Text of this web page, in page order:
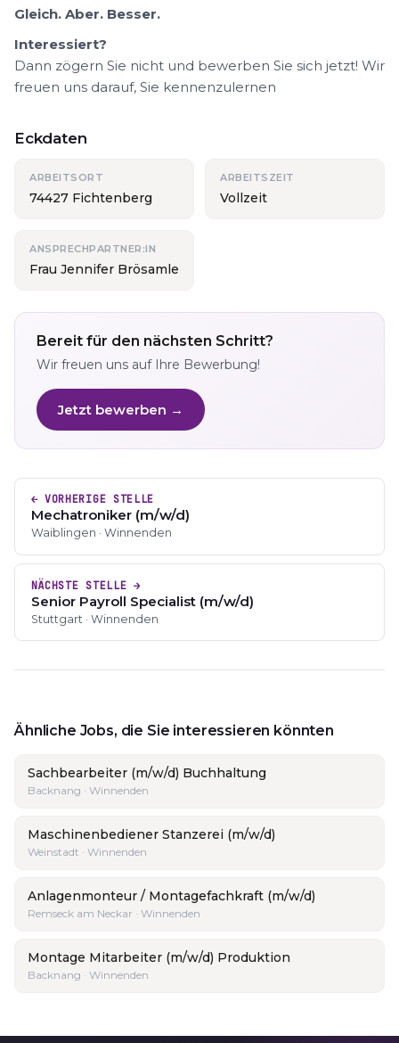
Gleich. Aber. Besser.
Interessiert?
Dann zögern Sie nicht und bewerben Sie sich jetzt! Wir
freuen uns darauf, Sie kennenzulernen
Eckdaten
ARBEITSORT
74427 Fichtenberg
ARBEITSZEIT
Vollzeit
ANSPRECHPARTNER:IN
Frau Jennifer Brösamle
Bereit für den nächsten Schritt?
Wir freuen uns auf Ihre Bewerbung!
Jetzt bewerben →
← VORHERIGE STELLE
Mechatroniker (m/w/d)
Waiblingen · Winnenden
NÄCHSTE STELLE →
Senior Payroll Specialist (m/w/d)
Stuttgart · Winnenden
Ähnliche Jobs, die Sie interessieren könnten
Sachbearbeiter (m/w/d) Buchhaltung
Backnang · Winnenden
Maschinenbediener Stanzerei (m/w/d)
Weinstadt · Winnenden
Anlagenmonteur / Montagefachkraft (m/w/d)
Remseck am Neckar · Winnenden
Montage Mitarbeiter (m/w/d) Produktion
Backnang · Winnenden